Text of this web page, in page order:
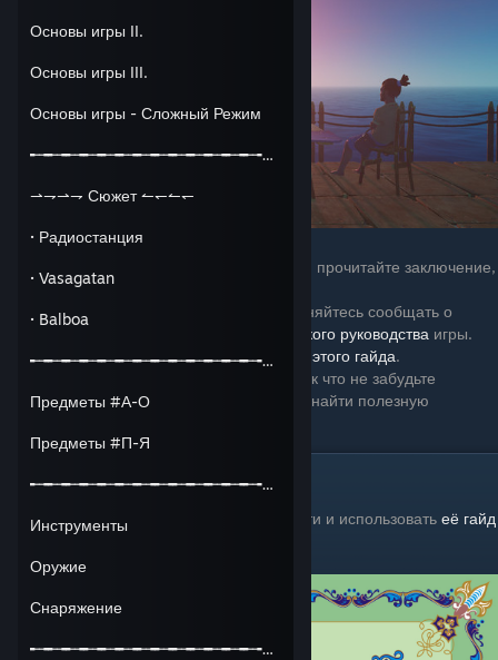
Основы игры II.
Основы игры III.
Основы игры - Сложный Режим
╾╼╾╼╾╼╾╼╾╼╾╼╾╼╾╼╾╼╾╼╾╼╾╼╾╼╾╼╾╼╾╼╾╼
⇀⇁⇀⇁ Сюжет ↼↽↼↽
· Радиостанция
· Vasagatan
· Balboa
╾╼╾╼╾╼╾╼╾╼╾╼╾╼╾╼╾╼╾╼╾╼╾╼╾╼╾╼╾╼╾╼╾╼
Предметы #А-О
Предметы #П-Я
╾╼╾╼╾╼╾╼╾╼╾╼╾╼╾╼╾╼╾╼╾╼╾╼╾╼╾╼╾╼╾╼╾╼
Инструменты
Оружие
Снаряжение
╾╼╾╼╾╼╾╼╾╼╾╼╾╼╾╼╾╼╾╼╾╼╾╼╾╼╾╼╾╼╾╼╾╼
(перед чтением этого всего, прочитайте заключение,
в конце)
Руководство не в разработке, так что стесняйтесь сообщать о
английского руководства игры.
Данное руководство только лишь перевод этого гайда.
Надеюсь это руководство поможет вам, так что не забудьте
оценить его, чтобы больше людей смогли найти полезную
Merci
Спасибо за разрешение перевести и использовать её гайд
для создания этого руководства.